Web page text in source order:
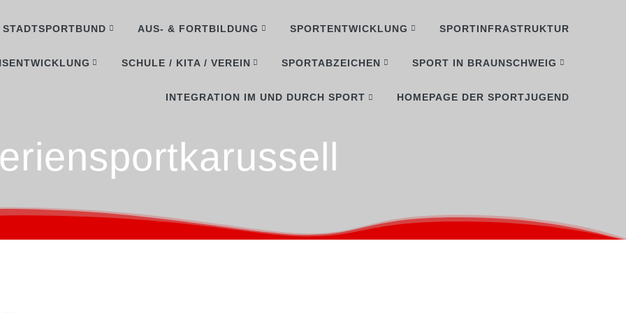
STADTSPORTBUND AUS- & FORTBILDUNG SPORTENTWICKLUNG SPORTINFRASTRUKTUR
SCHULE / KITA / VEREIN SPORTABZEICHEN SPORT IN BRAUNSCHWEIG
INTEGRATION IM UND DURCH SPORT HOMEPAGE DER SPORTJUGEND